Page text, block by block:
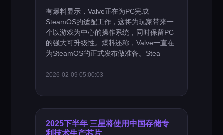
有爆料显示，Valve正在为PC完成
SteamOS的适配工作，这将为玩家带来一
个以游戏为中心的操作系统，同时保留PC
的强大可升级性。爆料还称，Valve一直在
为SteamOS的正式发布做准备。Stea
2026-02-09 05:00:03
2025下半年 三星将使用中国存储专
利技术生产芯片